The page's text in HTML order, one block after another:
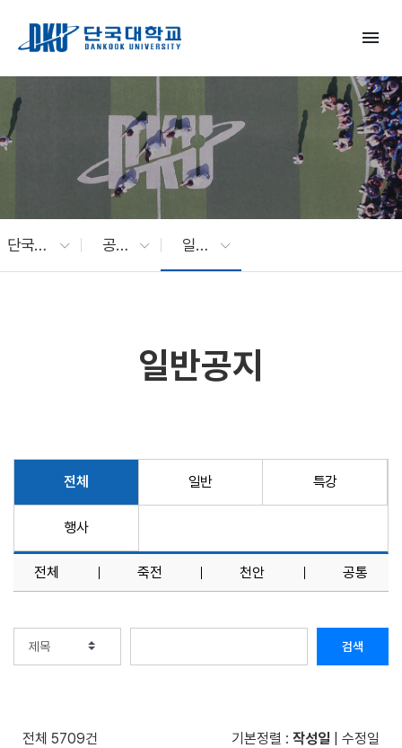
menu
단국대 소식 공지사항 일반공지
일반공지
전체 일반 특강
행사
전체 죽전 천안 공통
검색
전체 5709건 기본정렬 : 작성일 수정일